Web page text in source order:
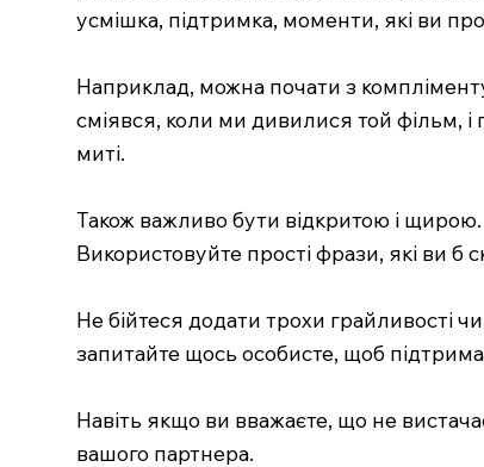
усмішка, підтримка, моменти, які ви
Наприклад, можна почати з
сміявся, коли ми дивилися той фільм, і
миті.
Також важливо бути відкритою і
Використовуйте прості фрази, які ви б
Не бійтеся додати трохи грайливості
запитайте щось особисте, щоб
Навіть якщо ви вважаєте, що не
вашого партнера.